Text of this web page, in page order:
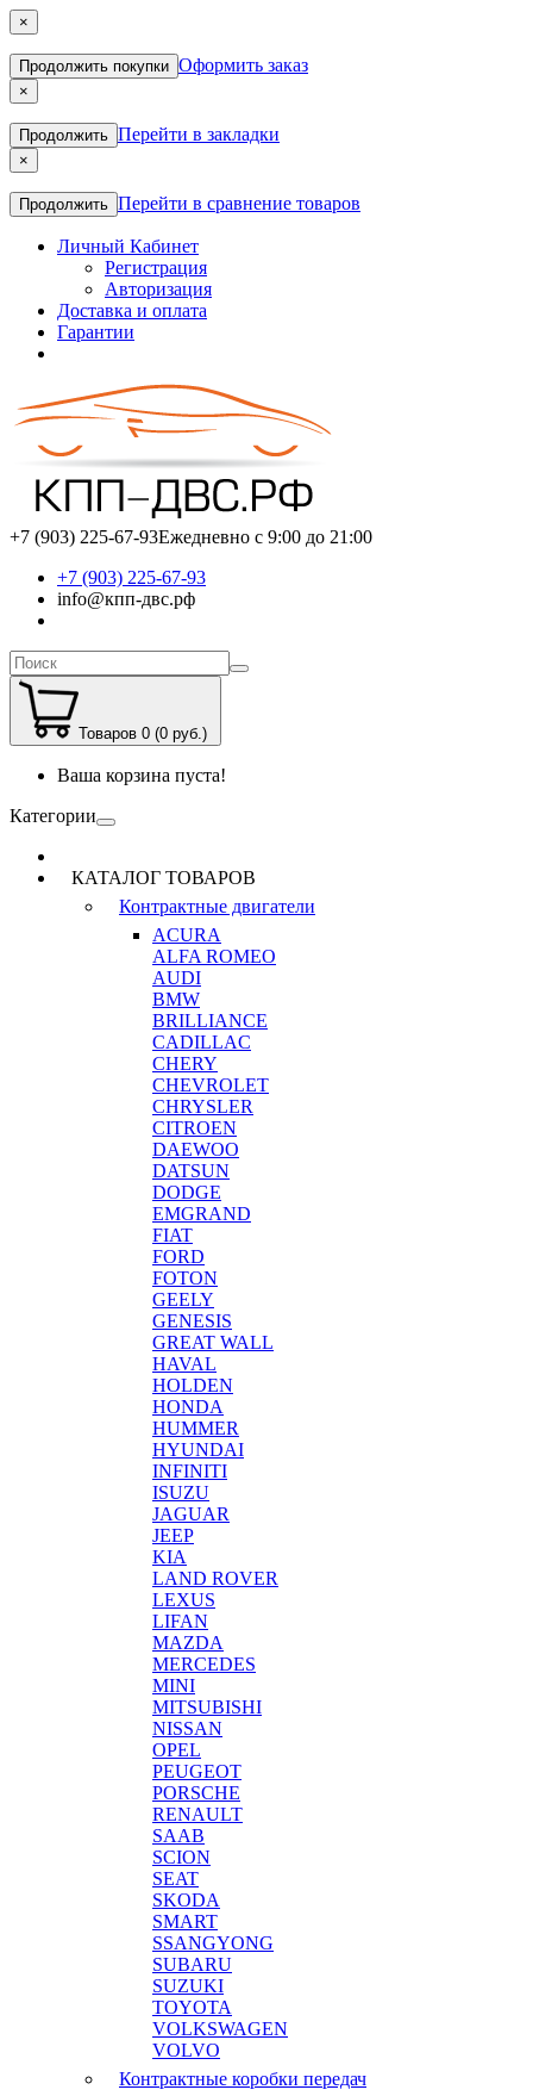
×
Продолжить покупки Оформить заказ
×
Продолжить Перейти в закладки
×
Продолжить Перейти в сравнение товаров
Личный Кабинет
Регистрация
Авторизация
Доставка и оплата
Гарантии
+7 (903) 225-67-93Ежедневно с 9:00 до 21:00
+7 (903) 225-67-93
info@кпп-двс.рф
Товаров 0 (0 руб.)
Ваша корзина пуста!
Категории
КАТАЛОГ ТОВАРОВ
Контрактные двигатели
ACURA
ALFA ROMEO
AUDI
BMW
BRILLIANCE
CADILLAC
CHERY
CHEVROLET
CHRYSLER
CITROEN
DAEWOO
DATSUN
DODGE
EMGRAND
FIAT
FORD
FOTON
GEELY
GENESIS
GREAT WALL
HAVAL
HOLDEN
HONDA
HUMMER
HYUNDAI
INFINITI
ISUZU
JAGUAR
JEEP
KIA
LAND ROVER
LEXUS
LIFAN
MAZDA
MERCEDES
MINI
MITSUBISHI
NISSAN
OPEL
PEUGEOT
PORSCHE
RENAULT
SAAB
SCION
SEAT
SKODA
SMART
SSANGYONG
SUBARU
SUZUKI
TOYOTA
VOLKSWAGEN
VOLVO
Контрактные коробки передач